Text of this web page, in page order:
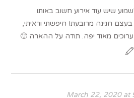
שיש עוד אירוע חשוב באותו
בעצם חגיגה מרובעת! חיפשתי וראיתי,
מאוד יפה. תודה על ההארה 🙂
March 22, 2020 at